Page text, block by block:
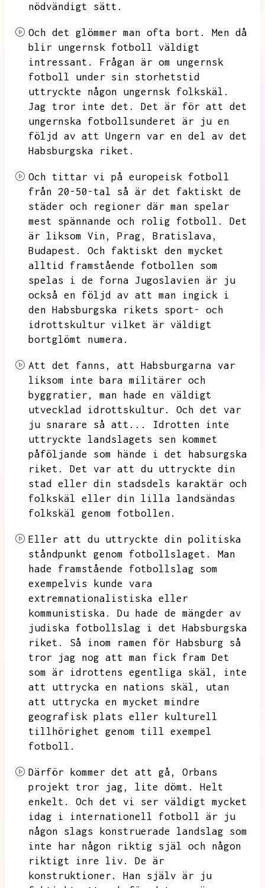
nödvändigt sätt.
Och det glömmer man ofta bort.
Men då
blir ungernsk fotboll väldigt
intressant.
Frågan är om ungernsk
fotboll under sin storhetstid
uttryckte någon ungernsk folkskäl.
Jag tror inte det.
Det är för att det
ungernska fotbollsunderet är ju en
följd av att Ungern var en del av det
Habsburgska riket.
Och tittar vi på europeisk fotboll
från 20-50-tal så är det faktiskt de
städer och regioner där man spelar
mest spännande och rolig fotboll.
Det
är liksom Vin,
Prag,
Bratislava,
Budapest.
Och faktiskt den mycket
alltid framstående fotbollen som
spelas i de forna Jugoslavien är ju
också en följd av att man ingick i
den Habsburgska rikets sport- och
idrottskultur vilket är väldigt
bortglömt
numera.
Att det fanns,
att Habsburgarna var
liksom inte bara militärer och
byggratier,
man hade en väldigt
utvecklad idrottskultur.
Och det var
ju snarare så att...
Idrotten inte
uttryckte landslagets sen kommet
påföljande som hände i det habsurgska
riket.
Det var att du uttryckte din
stad eller din stadsdels karaktär och
folkskäl eller din lilla landsändas
folkskäl genom fotbollen.
Eller att du uttryckte din politiska
ståndpunkt genom fotbollslaget.
Man
hade framstående fotbollslag som
exempelvis kunde vara
extremnationalistiska eller
kommunistiska.
Du hade de mängder av
judiska fotbollslag i det Habsburgska
riket.
Så inom ramen för Habsburg så
tror jag nog att man fick fram Det
som är idrottens egentliga skäl,
inte
att uttrycka en nations skäl,
utan
att uttrycka en mycket mindre
geografisk plats eller kulturell
tillhörighet genom till exempel
fotboll.
Därför kommer det att gå,
Orbans
projekt tror jag,
lite dömt.
Helt
enkelt.
Och det vi ser väldigt mycket
idag i internationell fotboll är ju
någon slags konstruerade landslag som
inte har någon riktig själ och någon
riktigt inre liv.
De är
konstruktioner.
Han själv är ju